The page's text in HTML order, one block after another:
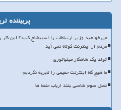
پربیننده
می خواهید وزیر ارتباطات را استیضاح کنید؟ این کار
مردم از اینترنت کوتاه نمی آید
تولد یک شاهکار مینیاتوری
ما هیچ گاه اینترنت حقیقی را تجربه نکردیم
نسل سوم شاسی بلند ارباب حلقه ها